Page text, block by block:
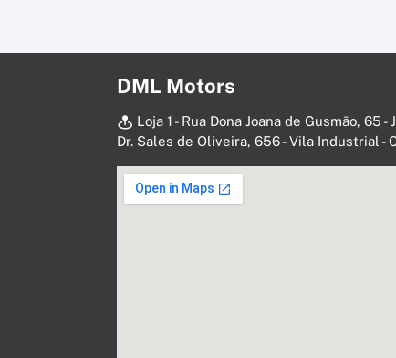
DML Motors
Loja 1 - Rua Dona Joana de Gusmão, 65 -
Dr. Sales de Oliveira, 656 - Vila Industrial -